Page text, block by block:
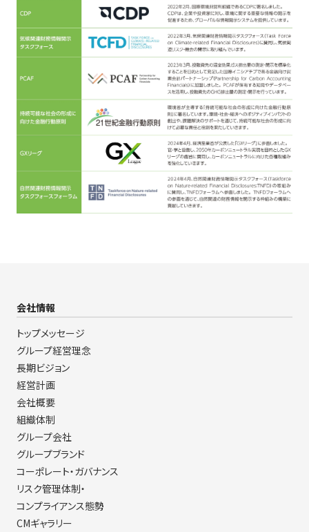
会社情報
トップメッセージ
グループ経営理念
長期ビジョン
経営計画
会社概要
組織体制
グループ会社
グループブランド
コーポレート・ガバナンス
リスク管理体制・
コンプライアンス態勢
CMギャラリー